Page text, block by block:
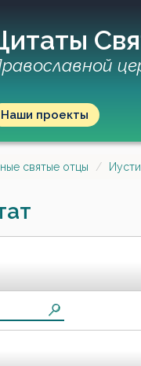
Наши проекты
святые отцы